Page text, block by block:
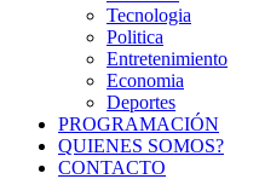
Tecnologia
Politica
Entretenimiento
Economia
Deportes
PROGRAMACIÓN
QUIENES SOMOS?
CONTACTO